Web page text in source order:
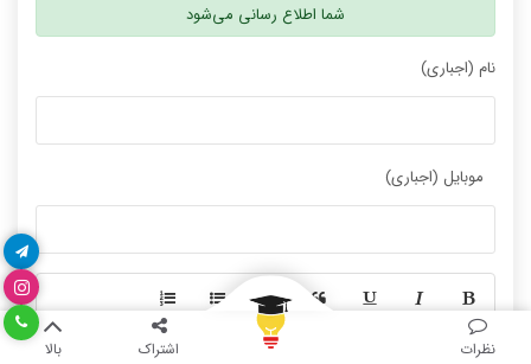
نظرات اشتراک بالا
فیلم ها با بیان شیوا و بدون ابهام بود کیفیت بالا و هزینه مناسب
فیلم‌ها بی‌نیازم کرد
شما اطلاع رسانی می‌شود
نام (اجباری)
موبایل (اجباری)